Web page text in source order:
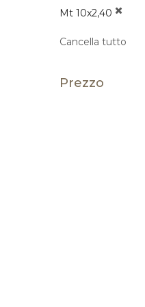
Mt 10x2,40
Cancella tutto
Prezzo